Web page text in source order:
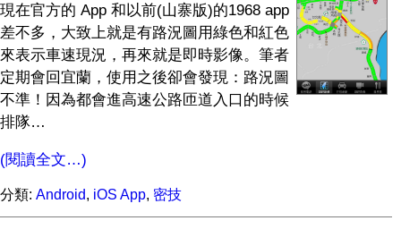
現在官方的 App 和以前(山寨版)的1968 app
差不多，大致上就是有路況圖用綠色和紅色
來表示車速現況，再來就是即時影像。筆者
定期會回宜蘭，使用之後卻會發現：路況圖
不準！因為都會進高速公路匝道入口的時候
排隊…
(閱讀全文…)
分類: Android, iOS App, 密技